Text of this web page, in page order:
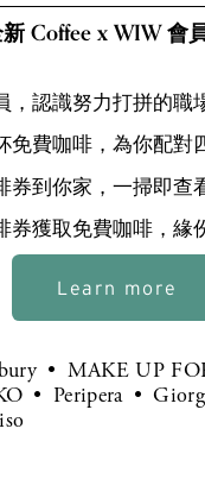
Coffee x WIW 會
，認識努力打拼的職
免費咖啡，為你配對
券到你家，一掃即查
券獲取免費咖啡，緣
Learn more
MAKE UP
Peripera